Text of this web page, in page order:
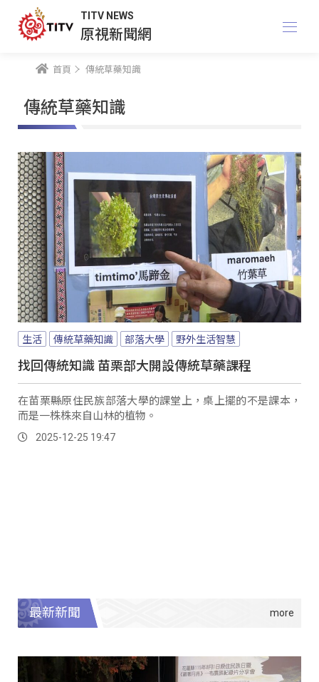
TITV NEWS
原視新聞網
首頁 傳統草藥知識
傳統草藥知識
生活 傳統草藥知識 部落大學 野外生活智慧
找回傳統知識 苗栗部大開設傳統草藥課程
在苗栗縣原住民族部落大學的課堂上，桌上擺的不是課本，
而是一株株來自山林的植物。
2025-12-25 19:47
最新新聞